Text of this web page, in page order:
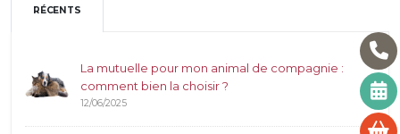
RÉCENTS
La mutuelle pour mon animal de compagnie :
comment bien la choisir ?
12/06/2025